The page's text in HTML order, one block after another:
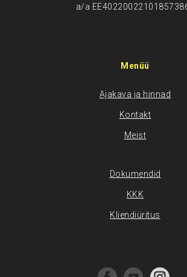
a/a
Menüü
Ajakava ja hinnad
Kontakt
Meist
Dokumendid
KKK
Kliendiüritus